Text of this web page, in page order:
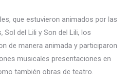
que estuvieron animados por las
del Lili y Son del Lili, los
de manera animada y participaron
musicales presentaciones en
también obras de teatro.